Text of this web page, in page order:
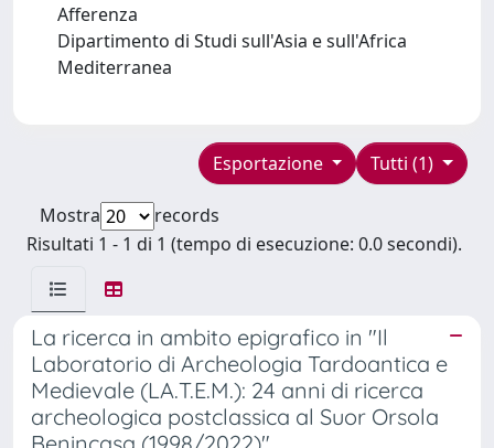
Afferenza
Dipartimento di Studi sull'Asia e sull'Africa
Mediterranea
Tutti (1)
Esportazione
Mostra
records
Risultati 1 - 1 di 1 (tempo di esecuzione: 0.0 secondi).
La ricerca in ambito epigrafico in "Il
Laboratorio di Archeologia Tardoantica e
Medievale (LA.T.E.M.): 24 anni di ricerca
archeologica postclassica al Suor Orsola